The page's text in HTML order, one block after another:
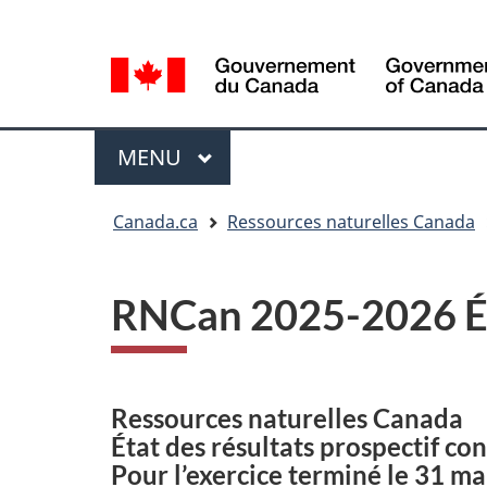
de
la
langue
selection
Menu
MENU PRINCIPAL
Canada.ca Ressources naturelles Canada
RNCan 2025-2026
Ressources naturelles Canada
État des résultats prospectif
Pour l’exercice terminé le 31